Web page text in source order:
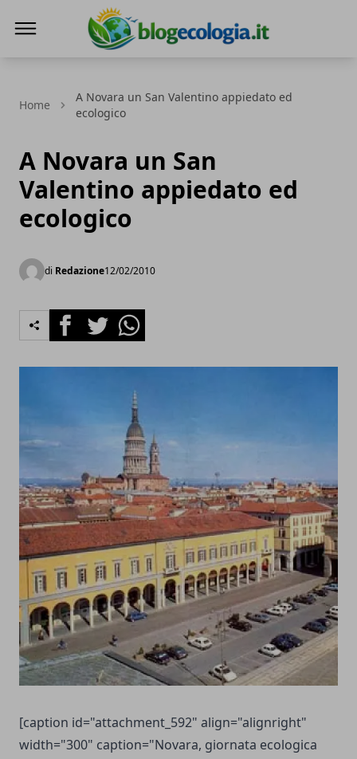
Home
A Novara un San Valentino appiedato ed
ecologico
A Novara un San
Valentino appiedato ed
ecologico
di Redazione12/02/2010
FacebookTwitterWhatsapp
[caption id="attachment_592" align="alignright"
width="300" caption="Novara, giornata ecologica